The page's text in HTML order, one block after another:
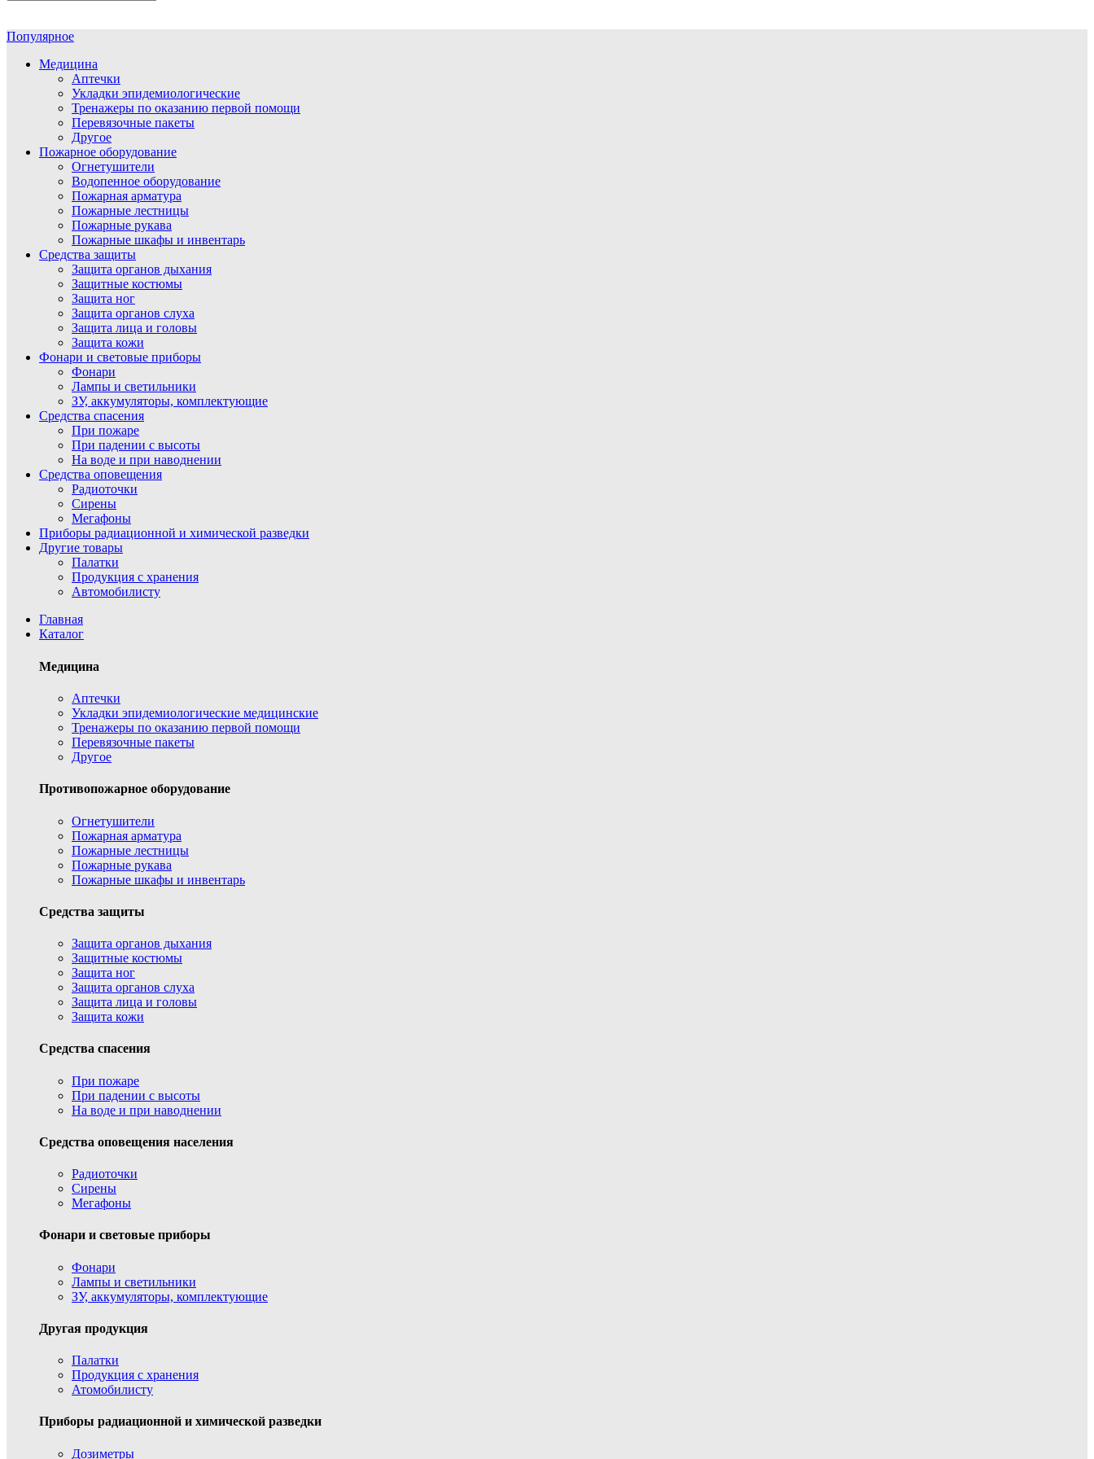
Популярное
Медицина
Аптечки
Укладки эпидемиологические
Тренажеры по оказанию первой помощи
Перевязочные пакеты
Другое
Пожарное оборудование
Огнетушители
Водопенное оборудование
Пожарная арматура
Пожарные лестницы
Пожарные рукава
Пожарные шкафы и инвентарь
Средства защиты
Защита органов дыхания
Защитные костюмы
Защита ног
Защита органов слуха
Защита лица и головы
Защита кожи
Фонари и световые приборы
Фонари
Лампы и светильники
ЗУ, аккумуляторы, комплектующие
Средства спасения
При пожаре
При падении с высоты
На воде и при наводнении
Средства оповещения
Радиоточки
Сирены
Мегафоны
Приборы радиационной и химической разведки
Другие товары
Палатки
Продукция с хранения
Автомобилисту
Главная
Каталог
Медицина
Аптечки
Укладки эпидемиологические медицинские
Тренажеры по оказанию первой помощи
Перевязочные пакеты
Другое
Противопожарное оборудование
Огнетушители
Пожарная арматура
Пожарные лестницы
Пожарные рукава
Пожарные шкафы и инвентарь
Средства защиты
Защита органов дыхания
Защитные костюмы
Защита ног
Защита органов слуха
Защита лица и головы
Защита кожи
Средства спасения
При пожаре
При падении с высоты
На воде и при наводнении
Средства оповещения населения
Радиоточки
Сирены
Мегафоны
Фонари и световые приборы
Фонари
Лампы и светильники
ЗУ, аккумуляторы, комплектующие
Другая продукция
Палатки
Продукция с хранения
Атомобилисту
Приборы радиационной и химической разведки
Дозиметры